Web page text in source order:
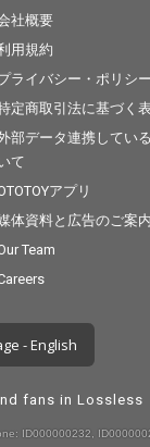
社概要
用規約
ライバシー・ポリシー
定商取引法に基づく
部データ連携してい
て
アプリ
体資料と広告のご案内
Team
- English
fans in Lossless
ID000000232,